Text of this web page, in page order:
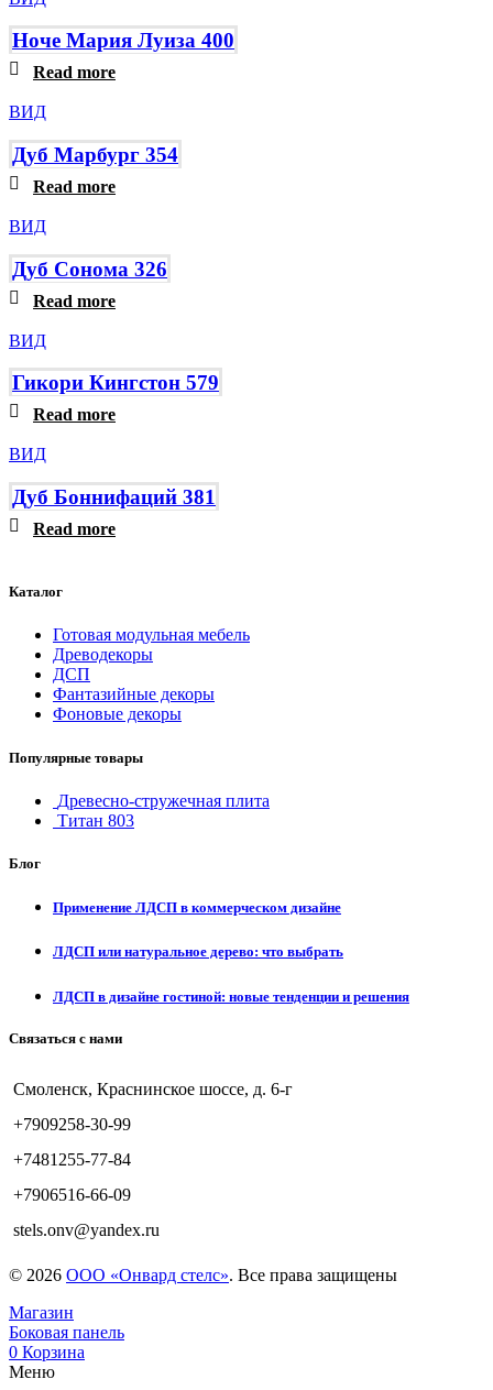
Ноче Мария Луиза 400
Read more
ВИД
Дуб Марбург 354
Read more
ВИД
Дуб Сонома 326
Read more
ВИД
Гикори Кингстон 579
Read more
ВИД
Дуб Боннифаций 381
Read more
Каталог
Готовая модульная мебель
Древодекоры
ДСП
Фантазийные декоры
Фоновые декоры
Популярные товары
Древесно-стружечная плита
Титан 803
Блог
Применение ЛДСП в коммерческом дизайне
ЛДСП или натуральное дерево: что выбрать
ЛДСП в дизайне гостиной: новые тенденции и решения
Связаться с нами
Смоленск, Краснинское шоссе, д. 6-г
+7909258-30-99
+7481255-77-84
+7906516-66-09
stels.onv@yandex.ru
© 2026 ООО «Онвард стелс». Все права защищены
Магазин
Боковая панель
0 Корзина
Меню